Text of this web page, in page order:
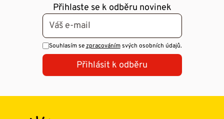
Přihlaste se k odběru novinek
Souhlasím sezpracovánímsvých osobních údajů.
Přihlásit k odběru